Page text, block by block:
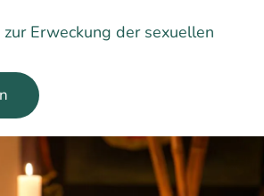
Erweckung der sexuellen